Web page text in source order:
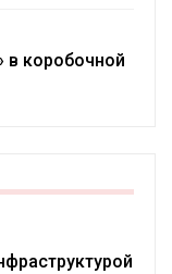
в коробочной